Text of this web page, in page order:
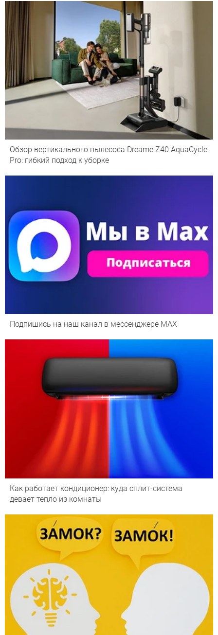
Обзор вертикального пылесоса Dreame Z40 AquaCycle
Pro: гибкий подход к уборке
Подпишись на наш канал в мессенджере МАХ
Как работает кондиционер: куда сплит-система
девает тепло из комнаты